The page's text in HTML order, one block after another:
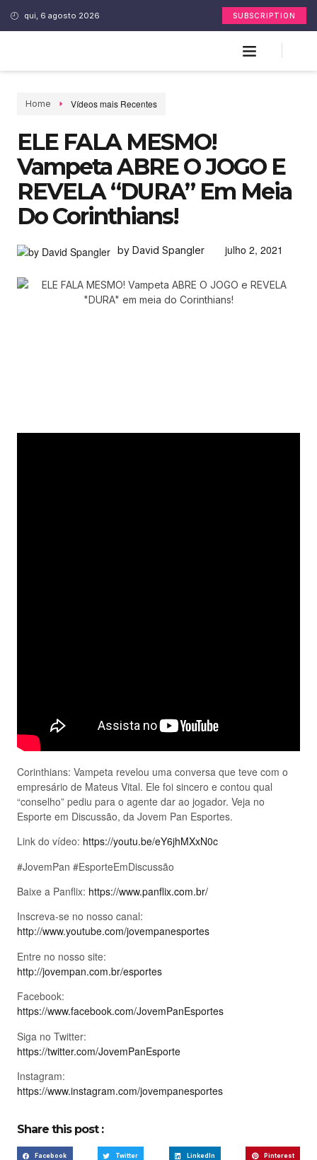
qui, 6 agosto 2026 SUBSCRIPTION
Home Vídeos mais Recentes
ELE FALA MESMO!
Vampeta ABRE O JOGO E
REVELA “DURA” Em Meia
Do Corinthians!
by David Spangler julho 2, 2021
Corinthians: Vampeta revelou uma conversa que teve com o
empresário de Mateus Vital. Ele foi sincero e contou qual
“conselho” pediu para o agente dar ao jogador. Veja no
Esporte em Discussão, da Jovem Pan Esportes.
Link do vídeo: https://youtu.be/eY6jhMXxN0c
#JovemPan #EsporteEmDiscussão
Baixe a Panflix: https://www.panflix.com.br/
Inscreva-se no nosso canal:
http://www.youtube.com/jovempanesportes
Entre no nosso site:
http://jovempan.com.br/esportes
Facebook:
https://www.facebook.com/JovemPanEsportes
Siga no Twitter:
https://twitter.com/JovemPanEsporte
Instagram:
https://www.instagram.com/jovempanesportes
Share this post :
Facebook Twitter LinkedIn Pinterest